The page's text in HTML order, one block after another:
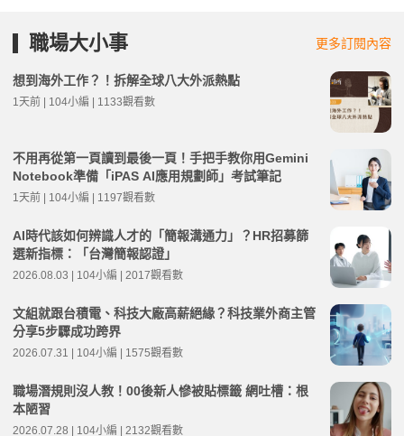
職場大小事 更多訂閱內容
想到海外工作？！拆解全球八大外派熱點
1天前 | 104小編 | 1133觀看數
不用再從第一頁讀到最後一頁！手把手教你用Gemini
Notebook準備「iPAS AI應用規劃師」考試筆記
1天前 | 104小編 | 1197觀看數
AI時代該如何辨識人才的「簡報溝通力」？HR招募篩
選新指標：「台灣簡報認證」
2026.08.03 | 104小編 | 2017觀看數
文組就跟台積電、科技大廠高薪絕緣？科技業外商主管
分享5步驟成功跨界
2026.07.31 | 104小編 | 1575觀看數
職場潛規則沒人教！00後新人慘被貼標籤 網吐槽：根
本陋習
2026.07.28 | 104小編 | 2132觀看數